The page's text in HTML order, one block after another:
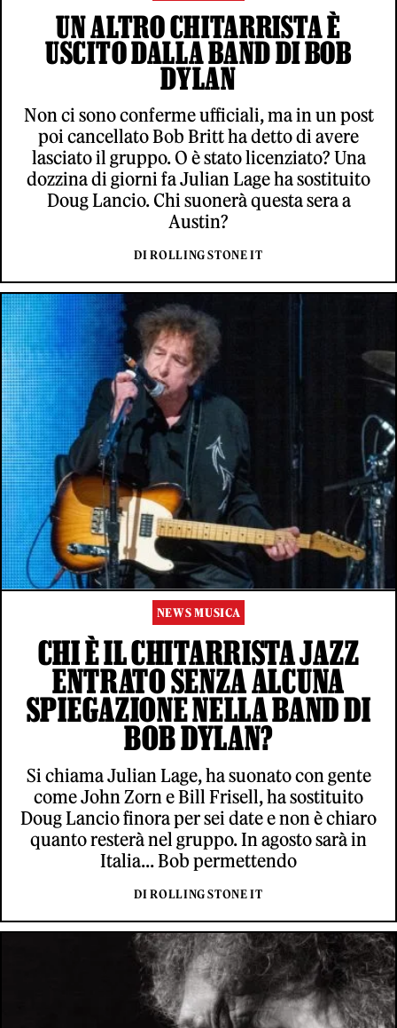
UN ALTRO CHITARRISTA È
USCITO DALLA BAND DI BOB
DYLAN
Non ci sono conferme ufficiali, ma in un post
poi cancellato Bob Britt ha detto di avere
lasciato il gruppo. O è stato licenziato? Una
dozzina di giorni fa Julian Lage ha sostituito
Doug Lancio. Chi suonerà questa sera a
Austin?
DI ROLLING STONE IT
NEWS MUSICA
CHI È IL CHITARRISTA JAZZ
ENTRATO SENZA ALCUNA
SPIEGAZIONE NELLA BAND DI
BOB DYLAN?
Si chiama Julian Lage, ha suonato con gente
come John Zorn e Bill Frisell, ha sostituito
Doug Lancio finora per sei date e non è chiaro
quanto resterà nel gruppo. In agosto sarà in
Italia... Bob permettendo
DI ROLLING STONE IT